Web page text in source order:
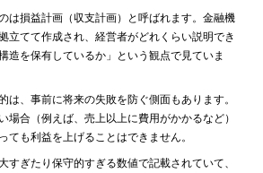
は損益計画（収支計画）と呼ばれます。金融機
立てて作成され、経営者がどれくらい説明でき
造を保有しているか」という観点で見ていま
は、事前に将来の失敗を防ぐ側面もあります。
場合（例えば、売上以上に費用がかかるなど）
ても利益を上げることはできません。
すぎたり保守的すぎる数値で記載されていて、